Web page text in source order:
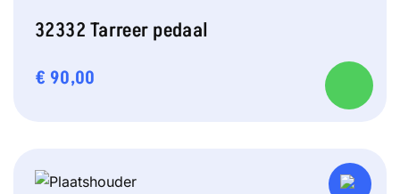
32332 Tarreer pedaal
€ 90,00